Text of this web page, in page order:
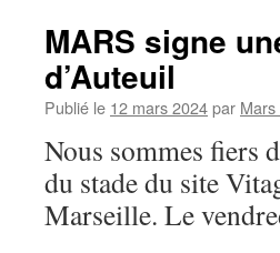
MARS signe
d’Auteuil
Publié le 12 mars 2024par
Nous sommes fiers
du stade du site
Marseille. Le